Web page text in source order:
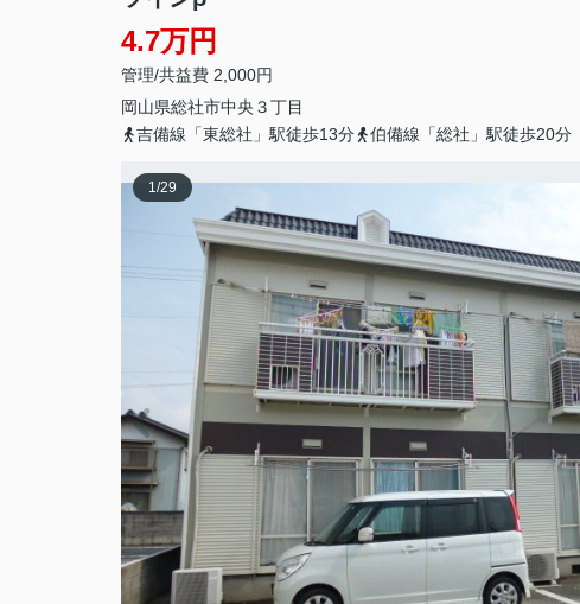
4.7万円
管理/共益費 2,000円
岡山県総社市中央 ３丁目
吉備線「東総社」駅徒歩13分
伯備線「総社」駅徒歩20分
1/29